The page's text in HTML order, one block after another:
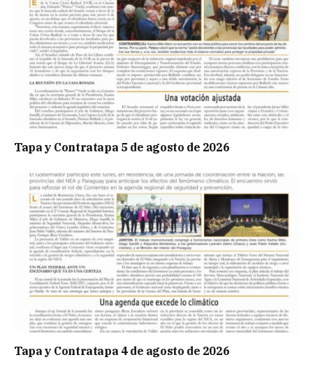
Tapa y Contratapa 5 de agosto de 2026
Tapa y Contratapa 4 de agosto de 2026